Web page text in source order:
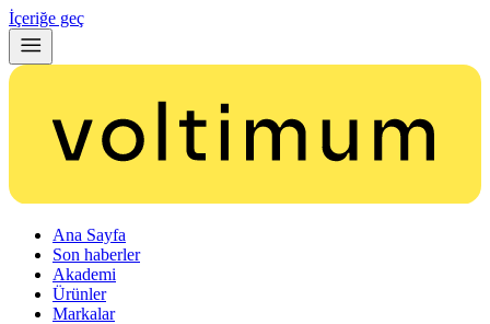
İçeriğe geç
Ana Sayfa
Son haberler
Akademi
Ürünler
Markalar